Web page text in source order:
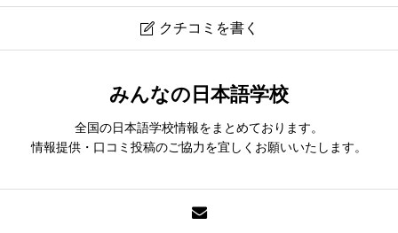
 クチコミを書く
みんなの日本語学校
全国の日本語学校情報をまとめております。
情報提供・口コミ投稿のご協力を宜しくお願いいたします。